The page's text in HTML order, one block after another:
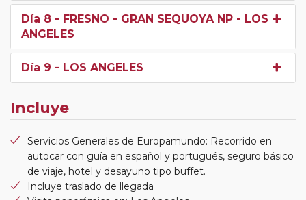
Día 8 - FRESNO - GRAN SEQUOYA NP - LOS
ANGELES
Día 9 - LOS ANGELES
Incluye
Servicios Generales de Europamundo: Recorrido en
autocar con guía en español y portugués, seguro básico
de viaje, hotel y desayuno tipo buffet.
Incluye traslado de llegada